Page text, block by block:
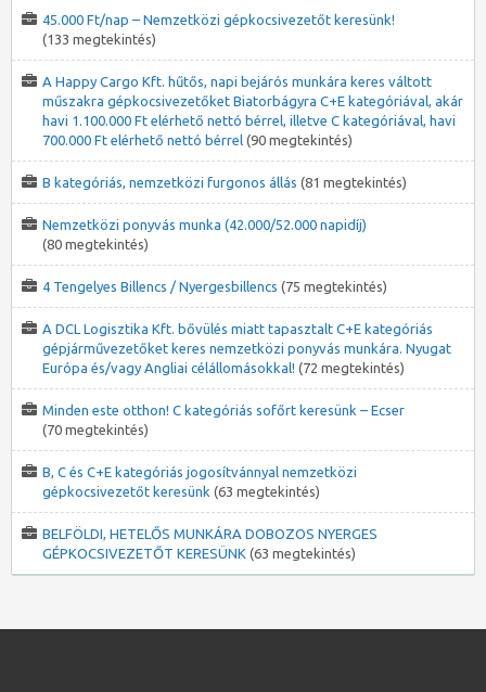
45.000 Ft/nap – Nemzetközi gépkocsivezetőt keresünk!
(133 megtekintés)
A Happy Cargo Kft. hűtős, napi bejárós munkára keres váltott
műszakra gépkocsivezetőket Biatorbágyra C+E kategóriával, akár
havi 1.100.000 Ft elérhető nettó bérrel, illetve C kategóriával, havi
700.000 Ft elérhető nettó bérrel (90 megtekintés)
B kategóriás, nemzetközi furgonos állás (81 megtekintés)
Nemzetközi ponyvás munka (42.000/52.000 napidíj)
(80 megtekintés)
4 Tengelyes Billencs / Nyergesbillencs (75 megtekintés)
A DCL Logisztika Kft. bővülés miatt tapasztalt C+E kategóriás
gépjárművezetőket keres nemzetközi ponyvás munkára. Nyugat
Európa és/vagy Angliai célállomásokkal! (72 megtekintés)
Minden este otthon! C kategóriás sofőrt keresünk – Ecser
(70 megtekintés)
B, C és C+E kategóriás jogosítvánnyal nemzetközi
gépkocsivezetőt keresünk (63 megtekintés)
BELFÖLDI, HETELŐS MUNKÁRA DOBOZOS NYERGES
GÉPKOCSIVEZETŐT KERESÜNK (63 megtekintés)